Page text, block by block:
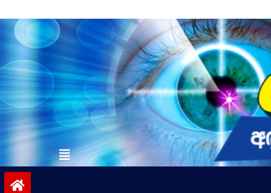
to
contentvinivida.lk